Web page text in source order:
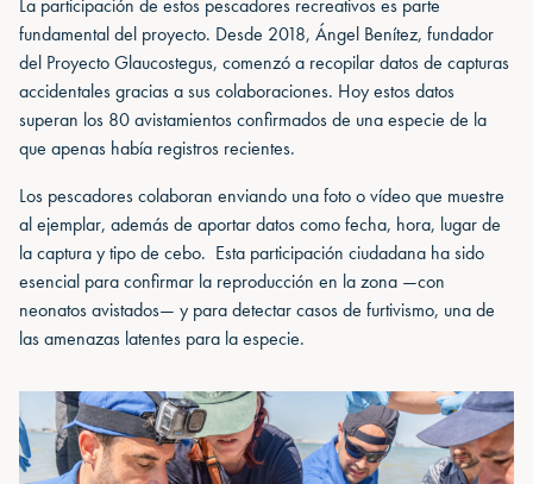
La participación de estos pescadores recreativos es parte
fundamental del proyecto. Desde 2018, Ángel Benítez, fundador
del Proyecto Glaucostegus, comenzó a recopilar datos de capturas
accidentales gracias a sus colaboraciones. Hoy estos datos
superan los 80 avistamientos confirmados de una especie de la
que apenas había registros recientes.
Los pescadores colaboran enviando una foto o vídeo que muestre
al ejemplar, además de aportar datos como fecha, hora, lugar de
la captura y tipo de cebo. Esta participación ciudadana ha sido
esencial para confirmar la reproducción en la zona —con
neonatos avistados— y para detectar casos de furtivismo, una de
las amenazas latentes para la especie.